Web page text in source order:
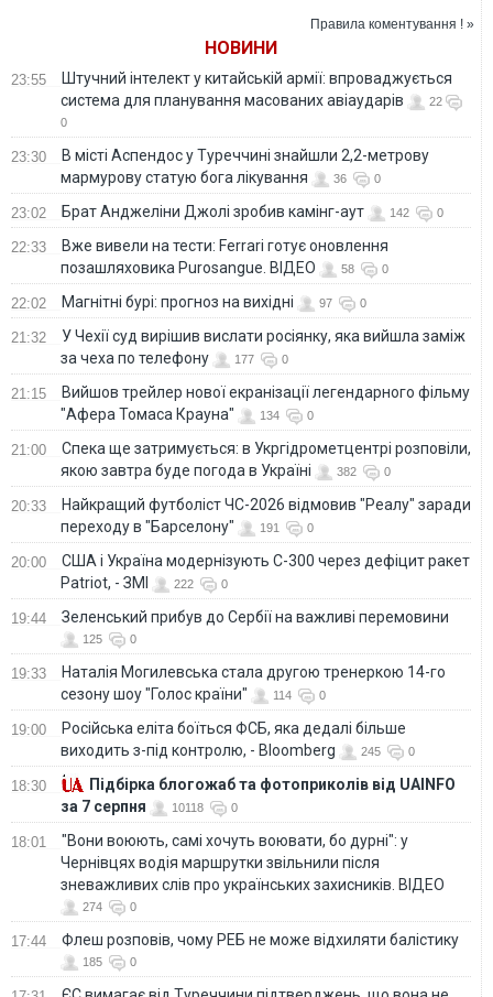
Правила коментування ! »
НОВИНИ
23:55
Штучний інтелект у китайській армії: впроваджується
система для планування масованих авіаударів
22
0
23:30
В місті Аспендос у Туреччині знайшли 2,2-метрову
мармурову статую бога лікування
36 0
23:02 Брат Анджеліни Джолі зробив камінг-аут 142 0
22:33
Вже вивели на тести: Ferrari готує оновлення
позашляховика Purosangue. ВІДЕО
58 0
22:02 Магнітні бурі: прогноз на вихідні 97 0
21:32
У Чехії суд вирішив вислати росіянку, яка вийшла заміж
за чеха по телефону
177 0
21:15
Вийшов трейлер нової екранізації легендарного фільму
"Афера Томаса Крауна"
134 0
21:00
Спека ще затримується: в Укргідрометцентрі розповіли,
якою завтра буде погода в Україні
382 0
20:33
Найкращий футболіст ЧС-2026 відмовив "Реалу" заради
переходу в "Барселону"
191 0
20:00
США і Україна модернізують С-300 через дефіцит ракет
Patriot, - ЗМІ
222 0
19:44 Зеленський прибув до Сербії на важливі перемовини
125 0
19:33
Наталія Могилевська стала другою тренеркою 14-го
сезону шоу "Голос країни"
114 0
19:00
Російська еліта боїться ФСБ, яка дедалі більше
виходить з-під контролю, - Bloomberg
245 0
18:30
Підбірка блогожаб та фотоприколів від UAINFO
за 7 серпня
10118 0
18:01
"Вони воюють, самі хочуть воювати, бо дурні": у
Чернівцях водія маршрутки звільнили після
зневажливих слів про українських захисників. ВІДЕО
274 0
17:44 Флеш розповів, чому РЕБ не може відхиляти балістику
185 0